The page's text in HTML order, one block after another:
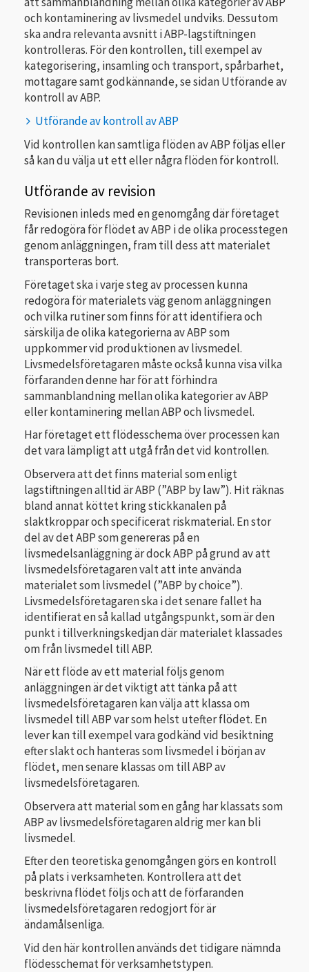
och kontaminering av livsmedel undviks. Dessutom
ska andra relevanta avsnitt i ABP-lagstiftningen
kontrolleras. För den kontrollen, till exempel av
kategorisering, insamling och transport, spårbarhet,
mottagare samt godkännande, se sidan Utförande av
kontroll av ABP.
Utförande av kontroll av ABP
Vid kontrollen kan samtliga flöden av ABP följas eller
så kan du välja ut ett eller några flöden för kontroll.
Utförande av revision
Revisionen inleds med en genomgång där företaget
får redogöra för flödet av ABP i de olika processtegen
genom anläggningen, fram till dess att materialet
transporteras bort.
Företaget ska i varje steg av processen kunna
redogöra för materialets väg genom anläggningen
och vilka rutiner som finns för att identifiera och
särskilja de olika kategorierna av ABP som
uppkommer vid produktionen av livsmedel.
Livsmedelsföretagaren måste också kunna visa vilka
förfaranden denne har för att förhindra
sammanblandning mellan olika kategorier av ABP
eller kontaminering mellan ABP och livsmedel.
Har företaget ett flödesschema över processen kan
det vara lämpligt att utgå från det vid kontrollen.
Observera att det finns material som enligt
lagstiftningen alltid är ABP (”ABP by law”). Hit räknas
bland annat köttet kring stickkanalen på
slaktkroppar och specificerat riskmaterial. En stor
del av det ABP som genereras på en
livsmedelsanläggning är dock ABP på grund av att
livsmedelsföretagaren valt att inte använda
materialet som livsmedel (”ABP by choice”).
Livsmedelsföretagaren ska i det senare fallet ha
identifierat en så kallad utgångspunkt, som är den
punkt i tillverkningskedjan där materialet klassades
om från livsmedel till ABP.
När ett flöde av ett material följs genom
anläggningen är det viktigt att tänka på att
livsmedelsföretagaren kan välja att klassa om
livsmedel till ABP var som helst utefter flödet. En
lever kan till exempel vara godkänd vid besiktning
efter slakt och hanteras som livsmedel i början av
flödet, men senare klassas om till ABP av
livsmedelsföretagaren.
Observera att material som en gång har klassats som
ABP av livsmedelsföretagaren aldrig mer kan bli
livsmedel.
Efter den teoretiska genomgången görs en kontroll
på plats i verksamheten. Kontrollera att det
beskrivna flödet följs och att de förfaranden
livsmedelsföretagaren redogjort för är
ändamålsenliga.
Vid den här kontrollen används det tidigare nämnda
flödesschemat för verksamhetstypen.